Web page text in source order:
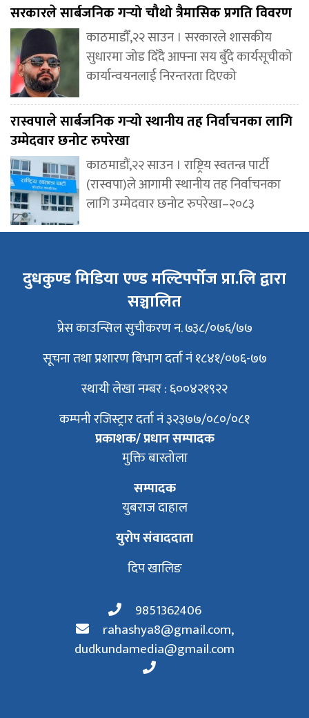
सरकारले सार्बजनिक गर्‍यो चौथो त्रैमासिक प्रगति विवरण
काठमाडौँ,२२ साउन । सरकारले शासकीय
सुधारमा जोड दिँदै आफ्ना सय बुँदे कार्यसूचीको
कार्यान्वयनलाई निरन्तरता दिएको
रास्वपाले सार्बजनिक गर्‍यो स्थानीय तह निर्वाचनका लागि
उम्मेदवार छनोट रुपरेखा
काठमाडौं,२२ साउन । राष्ट्रिय स्वतन्त्र पार्टी
(रास्वपा)ले आगामी स्थानीय तह निर्वाचनका
लागि उम्मेदवार छनोट रुपरेखा–२०८३
दुधकुण्ड मिडिया एण्ड मल्टिपर्पोज प्रा.लि द्वारा
सञ्चालित
प्रेस काउन्सिल सुचीकरण न. ७३८/०७६/७७
सूचना तथा प्रशारण बिभाग दर्ता नं १८४१/०७६-७७
स्थायी लेखा नम्बर : ६००४२१९२२
कम्पनी रजिस्ट्रार दर्ता नं ३२३७७/०८०/०८१
प्रकाशक/ प्रधान सम्पादक
मुक्ति बास्तोला
सम्पादक
युबराज दाहाल
युरोप संवाददाता
दिप खालिङ
9851362406
rahashya8@gmail.com,
dudkundamedia@gmail.com